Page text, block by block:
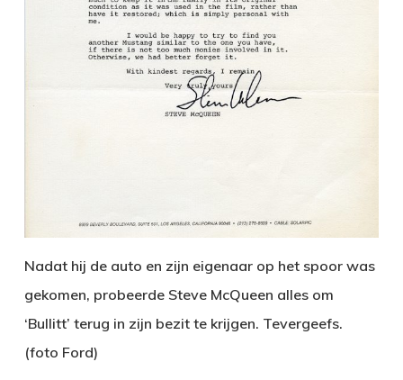
Nadat hij de auto en zijn eigenaar op het spoor was
gekomen, probeerde Steve McQueen alles om
‘Bullitt’ terug in zijn bezit te krijgen. Tevergeefs.
(foto Ford)